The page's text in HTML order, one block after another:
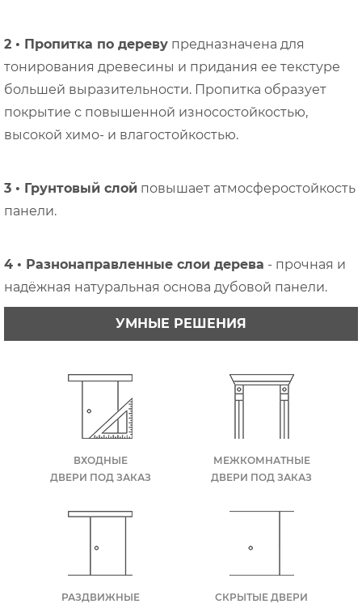
2 • Пропитка по дереву предназначена для
тонирования древесины и придания ее текстуре
большей выразительности. Пропитка образует
покрытие с повышенной износостойкостью,
высокой химо- и влагостойкостью.
3 • Грунтовый слой повышает атмосферостойкость
панели.
4 • Разнонаправленные слои дерева - прочная и
надёжная натуральная основа дубовой панели.
УМНЫЕ РЕШЕНИЯ
ВХОДНЫЕ
ДВЕРИ ПОД ЗАКАЗ
МЕЖКОМНАТНЫЕ
ДВЕРИ ПОД ЗАКАЗ
РАЗДВИЖНЫЕ
СКРЫТЫЕ ДВЕРИ